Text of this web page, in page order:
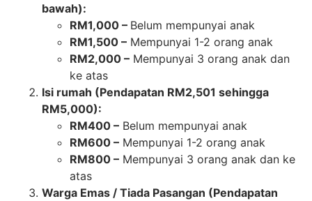
bawah):
RM1,000 – Belum mempunyai anak
RM1,500 – Mempunyai 1-2 orang anak
RM2,000 – Mempunyai 3 orang anak dan
ke atas
Isi rumah (Pendapatan RM2,501 sehingga
RM5,000):
RM400 – Belum mempunyai anak
RM600 – Mempunyai 1-2 orang anak
RM800 – Mempunyai 3 orang anak dan ke
atas
Warga Emas / Tiada Pasangan (Pendapatan